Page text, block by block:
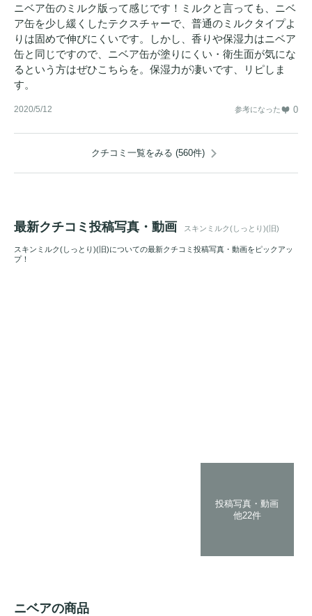
ニベア缶のミルク版って感じです！ミルクと言っても、ニベ
ア缶を少し緩くしたテクスチャーで、普通のミルクタイプよ
りは固めで伸びにくいです。しかし、香りや保湿力はニベア
缶と同じですので、ニベア缶が塗りにくい・衛生面が気にな
るという方はぜひこちらを。保湿力が凄いです、リピしま
す。
2020/5/12 参考になった 0
クチコミ一覧をみる (560件)
最新クチコミ投稿写真・動画 スキンミルク(しっとり)(旧)
スキンミルク(しっとり)(旧)についての最新クチコミ投稿写真・動画をピックアッ
プ！
投稿写真・動画
他22件
ニベアの商品